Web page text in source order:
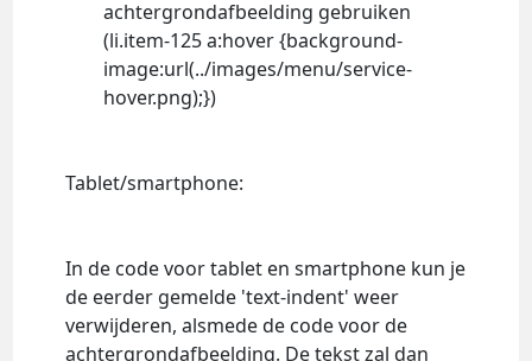
achtergrondafbeelding gebruiken
(li.item-125 a:hover {background-
image:url(../images/menu/service-
hover.png);})
Tablet/smartphone:
In de code voor tablet en smartphone kun je
de eerder gemelde 'text-indent' weer
verwijderen, alsmede de code voor de
achtergrondafbeelding. De tekst zal dan